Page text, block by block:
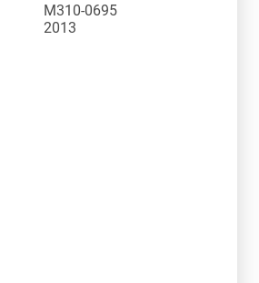
M310-0695
2013